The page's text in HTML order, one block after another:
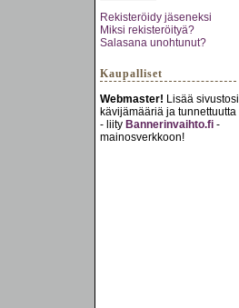
Rekisteröidy jäseneksi
Miksi rekisteröityä?
Salasana unohtunut?
Kaupalliset
Webmaster! Lisää sivustosi
kävijämääriä ja tunnettuutta
- liity Bannerinvaihto.fi -
mainosverkkoon!